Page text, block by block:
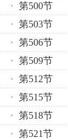
第500节
第503节
第506节
第509节
第512节
第515节
第518节
第521节